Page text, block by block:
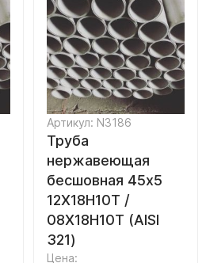
Артикул: N3186
Труба
нержавеющая
бесшовная 45х5
12Х18Н10Т /
08Х18Н10Т (AISI
321)
Цена: